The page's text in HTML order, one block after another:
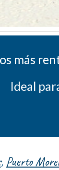
más
Ideal
, Puerto